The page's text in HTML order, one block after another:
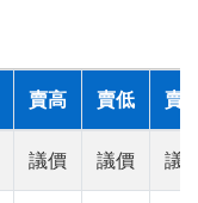
賣高 賣低 賣
議價 議價 議